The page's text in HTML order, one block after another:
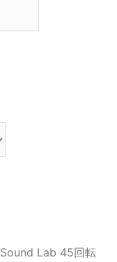
Lab 45回転